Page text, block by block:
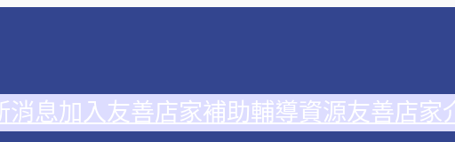
消息加入友善店家補助輔導資源友善店家